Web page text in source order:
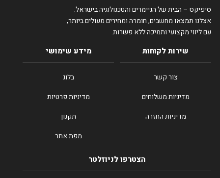
סיפיקס – הבית של הגיימרים והטכנולוגיה בישראל.
אצלנו תמצאו מחשבים, חומרה ומחירים מעולים ביותר,
עם ליווי מקצועי ותמיכה ללא פשרות.
שירות לקוחות
צור קשר
מדיניות משלוחים
מדיניות החזרה
מידע שימושי
בלוג
מדיניות פרטיות
תקנון
מפת אתר
הצטרפו לניוזלטר